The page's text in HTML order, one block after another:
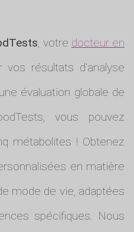
, votre docteur en
vos résultats d'analyse
évaluation globale de
vous pouvez
métabolites ! Obtenez
en matière
mode de vie, adaptées
spécifiques. Nous